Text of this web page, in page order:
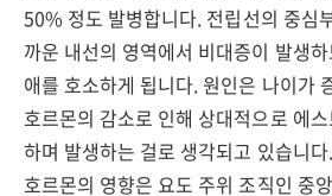
50% 정도 발병합니다. 전립선의 중심
까운 내선의 영역에서 비대증이 발생
애를 호소하게 됩니다. 원인은 나이가
호르몬의 감소로 인해 상대적으로 에
하며 발생하는 걸로 생각되고 있습니다.
호르몬의 영향은 요도 주위 조직인 중